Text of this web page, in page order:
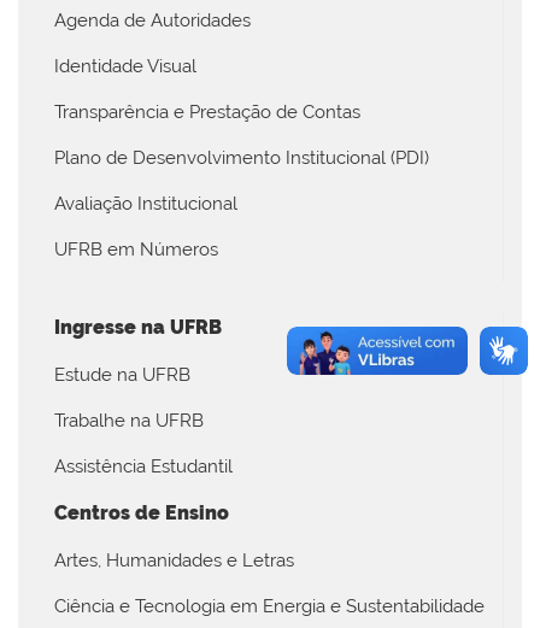
Agenda de Autoridades
Identidade Visual
Transparência e Prestação de Contas
Plano de Desenvolvimento Institucional (PDI)
Avaliação Institucional
UFRB em Números
Ingresse na UFRB
Estude na UFRB
Trabalhe na UFRB
Assistência Estudantil
Centros de Ensino
Artes, Humanidades e Letras
Ciência e Tecnologia em Energia e Sustentabilidade